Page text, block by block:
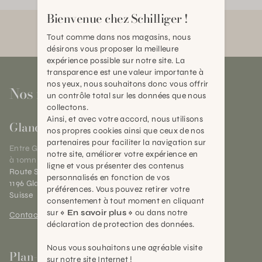
Nos magasins
Gland
Entre Genève et Lausanne,
à 10mn de Nyon
Route Suisse 40
1196 Gland (VD)
Suisse
Contact et horaires
Plan-les-Ouates
Bienvenue chez Schilliger !
Tout comme dans nos magasins, nous
désirons vous proposer la meilleure
expérience possible sur notre site. La
transparence est une valeur importante à
nos yeux, nous souhaitons donc vous offrir
un contrôle total sur les données que nous
collectons.
Ainsi, et avec votre accord, nous utilisons
nos propres cookies ainsi que ceux de nos
partenaires pour faciliter la navigation sur
notre site, améliorer votre expérience en
ligne et vous présenter des contenus
personnalisés en fonction de vos
préférences. Vous pouvez retirer votre
consentement à tout moment en cliquant
sur « En savoir plus » ou dans notre
déclaration de protection des données.
Nous vous souhaitons une agréable visite
sur notre site Internet !